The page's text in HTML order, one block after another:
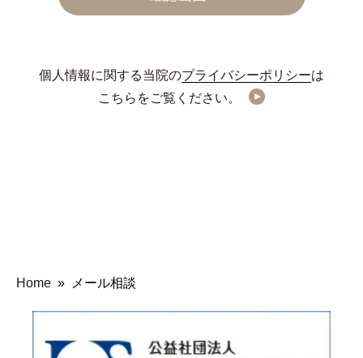
個人情報に関する当院のプライバシーポリシーは
こちらをご覧ください。
Home » メール相談